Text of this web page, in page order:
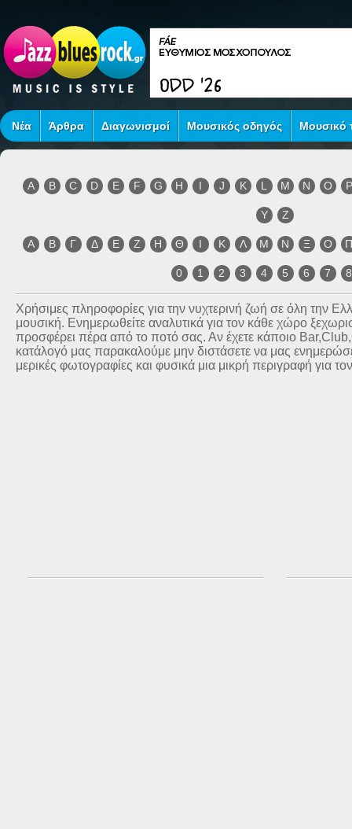
Νέα Άρθρα Διαγωνισμοί Μουσικός οδηγός Μουσικό
A B C D E F G H I J K L M N O P
Y Z
Α Β Γ Δ Ε Ζ Η Θ Ι Κ Λ Μ Ν Ξ Ο
0 1 2 3 4 5 6 7 8
Χρήσιμες πληροφορίες για την νυχτερινή ζωή σε όλη την
μουσική. Ενημερωθείτε αναλυτικά για τον κάθε χώρο
προσφέρει πέρα από το ποτό σας. Αν έχετε κάποιο
κατάλογό μας παρακαλούμε μην διστάσετε να μας
μερικές φωτογραφίες και φυσικά μια μικρή περιγραφή για